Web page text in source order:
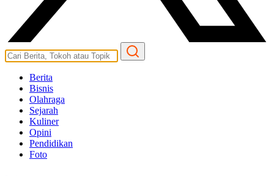
Berita
Bisnis
Olahraga
Sejarah
Kuliner
Opini
Pendidikan
Foto